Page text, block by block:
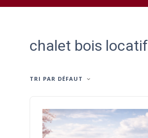
chalet bois locatif
TRI PAR DÉFAUT